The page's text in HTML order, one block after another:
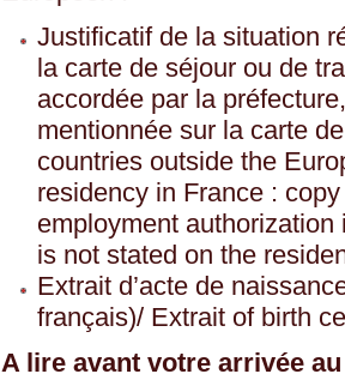
Justificatif de la situation
la carte de séjour ou de
accordée par la
mentionnée sur la carte
countries outside the
residency in France :
employment
is not stated on the
Extrait d’acte de
français)/ Extrait of birth
A lire avant votre arrivée